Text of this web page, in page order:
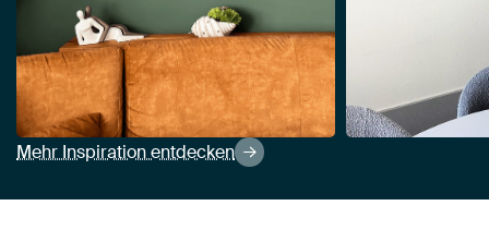
Mehr Inspiration entdecken